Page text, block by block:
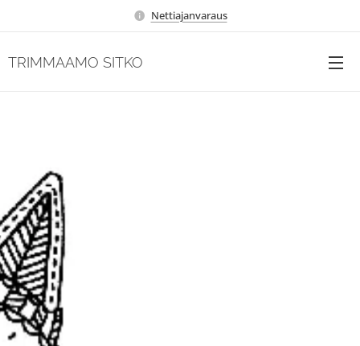
Nettiajanvaraus
TRIMMAAMO SITKO